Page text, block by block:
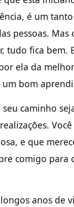
é um
pessoas. Mas
tudo fica bem.
ela da
bom
seu caminho
e que
comigo para
anos de